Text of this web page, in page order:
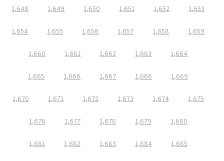
1,648 1,649 1,650 1,651 1,652 1,653
1,654 1,655 1,656 1,657 1,658 1,659
1,660 1,661 1,662 1,663 1,664
1,665 1,666 1,667 1,668 1,669
1,670 1,671 1,672 1,673 1,674 1,675
1,676 1,677 1,678 1,679 1,680
1,681 1,682 1,683 1,684 1,685